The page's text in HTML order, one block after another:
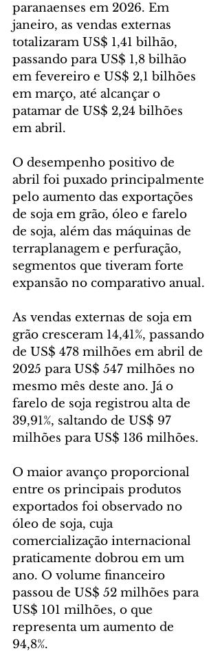
paranaenses em 2026. Em
janeiro, as vendas externas
totalizaram US$ 1,41 bilhão,
passando para US$ 1,8 bilhão
em fevereiro e US$ 2,1 bilhões
em março, até alcançar o
patamar de US$ 2,24 bilhões
em abril.
O desempenho positivo de
abril foi puxado principalmente
pelo aumento das exportações
de soja em grão, óleo e farelo
de soja, além das máquinas de
terraplanagem e perfuração,
segmentos que tiveram forte
expansão no comparativo anual.
As vendas externas de soja em
grão cresceram 14,41%, passando
de US$ 478 milhões em abril de
2025 para US$ 547 milhões no
mesmo mês deste ano. Já o
farelo de soja registrou alta de
39,91%, saltando de US$ 97
milhões para US$ 136 milhões.
O maior avanço proporcional
entre os principais produtos
exportados foi observado no
óleo de soja, cuja
comercialização internacional
praticamente dobrou em um
ano. O volume financeiro
passou de US$ 52 milhões para
US$ 101 milhões, o que
representa um aumento de
94,8%.